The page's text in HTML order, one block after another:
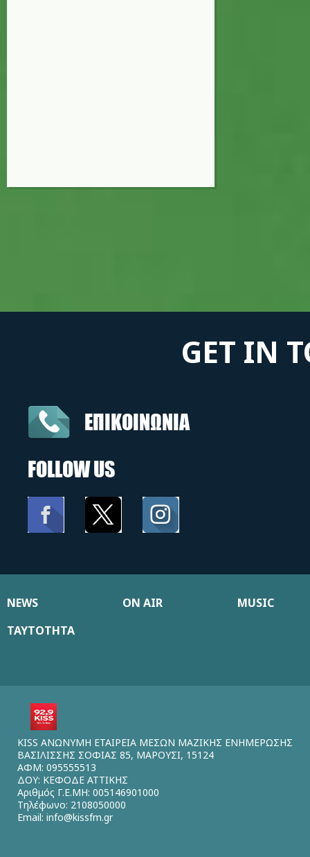
GET IN
ΕΠΙΚΟΙΝΩΝΙΑ
FOLLOW US
NEWS ON AIR
MUSIC
ΤΑΥΤΟΤΗΤΑ
KISS ΑΝΩΝΥΜΗ ΕΤΑΙΡΕΙΑ ΜΕΣΩΝ ΜΑΖΙΚΗΣ ΕΝΗΜΕΡΩΣΗΣ
ΒΑΣΙΛΙΣΣΗΣ ΣΟΦΙΑΣ 85, ΜΑΡΟΥΣΙ, 15124
ΑΦΜ: 095555513
ΔΟΥ: ΚΕΦΟΔΕ ΑΤΤΙΚΗΣ
Αριθμός Γ.Ε.ΜΗ: 005146901000
Τηλέφωνο: 2108050000
Email: info@kissfm.gr